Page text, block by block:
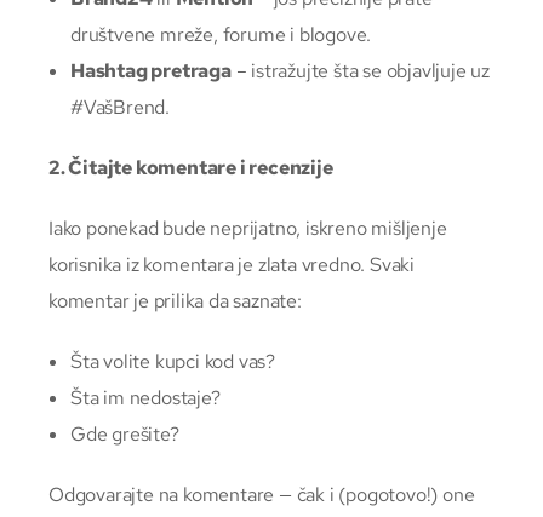
društvene mreže, forume i blogove.
Hashtag pretraga– istražujte šta se objavljuje uz
#VašBrend.
2. Čitajte komentare i recenzije
Iako ponekad bude neprijatno, iskreno mišljenje
korisnika iz komentara je zlata vredno. Svaki
komentar je prilika da saznate:
Šta volite kupci kod vas?
Šta im nedostaje?
Gde grešite?
Odgovarajte na komentare — čak i (pogotovo!) one